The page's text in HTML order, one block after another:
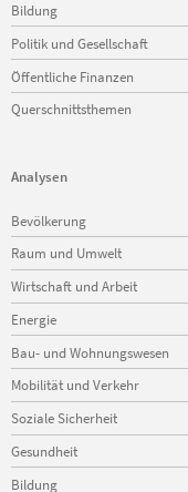
Bildung
Politik und Gesellschaft
Öffentliche Finanzen
Querschnittsthemen
Analysen
überspringen
Bevölkerung
Raum und Umwelt
Wirtschaft und Arbeit
Energie
Bau- und Wohnungswesen
Mobilität und Verkehr
Soziale Sicherheit
Gesundheit
Bildung